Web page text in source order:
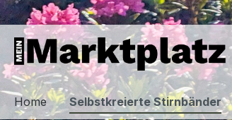
Zur Hauptnavigation springen
Home Selbstkreierte Stirnbänder